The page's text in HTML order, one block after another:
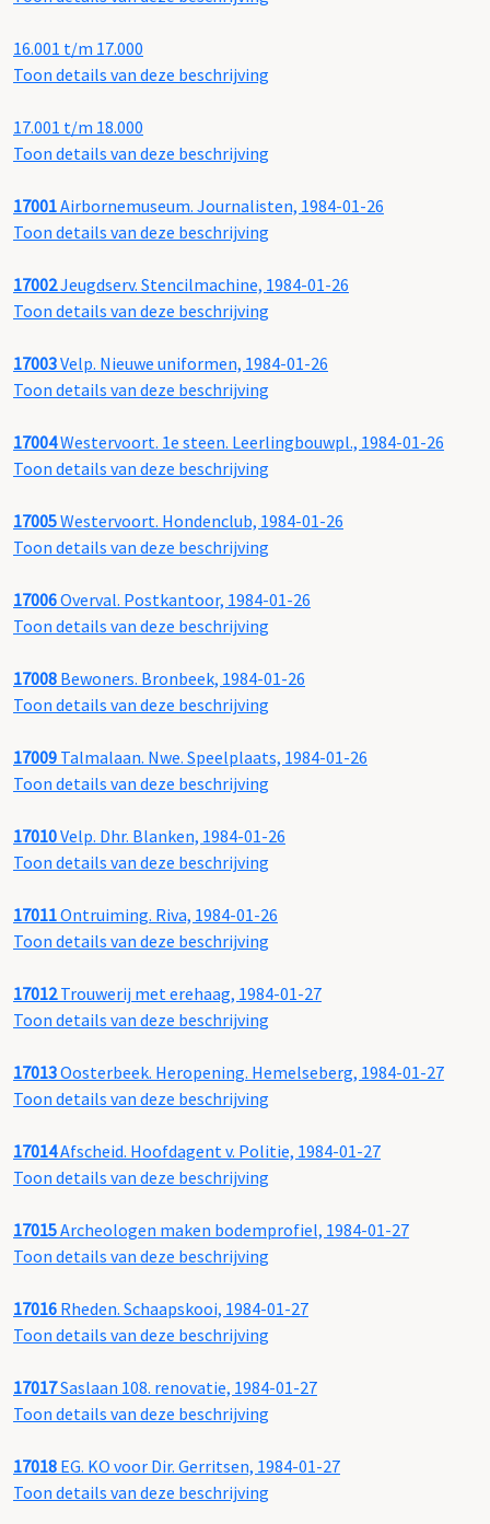
16.001 t/m 17.000
Toon details van deze beschrijving
17.001 t/m 18.000
Toon details van deze beschrijving
17001Airbornemuseum. Journalisten, 1984-01-26
Toon details van deze beschrijving
17002Jeugdserv. Stencilmachine, 1984-01-26
Toon details van deze beschrijving
17003Velp. Nieuwe uniformen, 1984-01-26
Toon details van deze beschrijving
17004Westervoort. 1e steen. Leerlingbouwpl., 1984-01-26
Toon details van deze beschrijving
17005Westervoort. Hondenclub, 1984-01-26
Toon details van deze beschrijving
17006Overval. Postkantoor, 1984-01-26
Toon details van deze beschrijving
17008 Bewoners. Bronbeek, 1984-01-26
Toon details van deze beschrijving
17009 Talmalaan. Nwe. Speelplaats, 1984-01-26
Toon details van deze beschrijving
17010Velp. Dhr. Blanken, 1984-01-26
Toon details van deze beschrijving
17011Ontruiming. Riva, 1984-01-26
Toon details van deze beschrijving
17012Trouwerij met erehaag, 1984-01-27
Toon details van deze beschrijving
17013Oosterbeek. Heropening. Hemelseberg, 1984-01-27
Toon details van deze beschrijving
17014Afscheid. Hoofdagent v. Politie, 1984-01-27
Toon details van deze beschrijving
17015Archeologen maken bodemprofiel, 1984-01-27
Toon details van deze beschrijving
17016 Rheden. Schaapskooi, 1984-01-27
Toon details van deze beschrijving
17017Saslaan 108. renovatie, 1984-01-27
Toon details van deze beschrijving
17018 EG. KO voor Dir. Gerritsen, 1984-01-27
Toon details van deze beschrijving